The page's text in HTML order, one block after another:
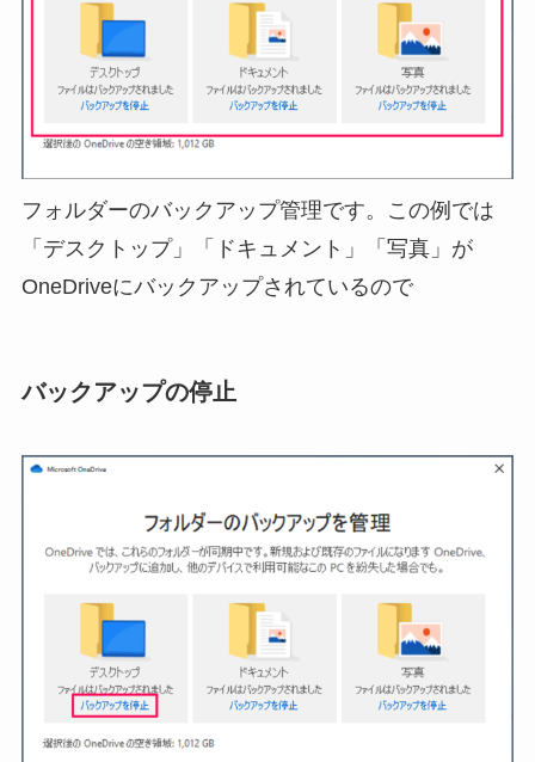
フォルダーのバックアップ管理です。この例では
「デスクトップ」「ドキュメント」「写真」が
OneDriveにバックアップされているので
バックアップの停止